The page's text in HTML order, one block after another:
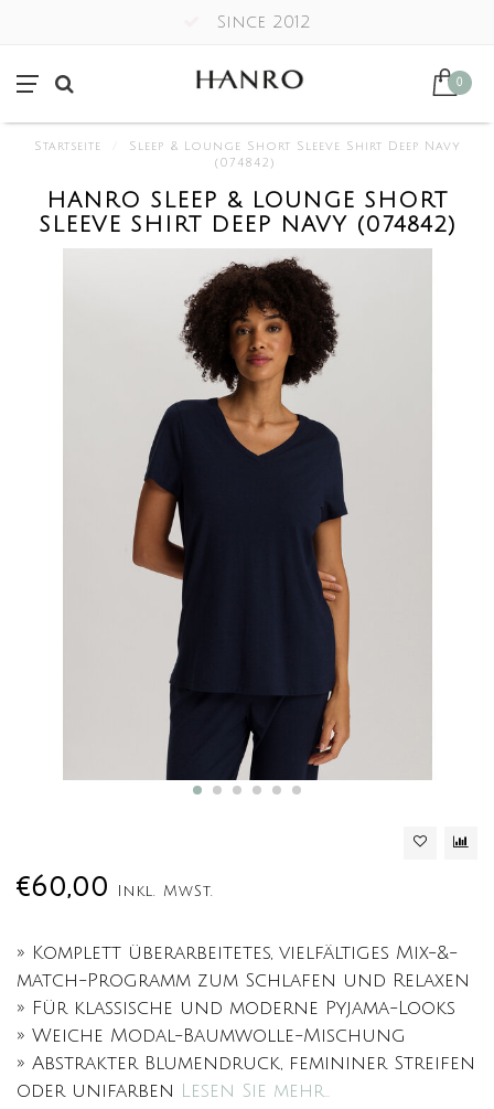
Since 2012
0
Startseite
Sleep & Lounge Short Sleeve Shirt Deep Navy
(074842)
HANRO SLEEP & LOUNGE SHORT
SLEEVE SHIRT DEEP NAVY (074842)
€60,00 Inkl. MwSt.
» Komplett überarbeitetes, vielfältiges Mix-&-
match-Programm zum Schlafen und Relaxen
» Für klassische und moderne Pyjama-Looks
» Weiche Modal-Baumwolle-Mischung
» Abstrakter Blumendruck, femininer Streifen
oder unifarben Lesen Sie mehr..